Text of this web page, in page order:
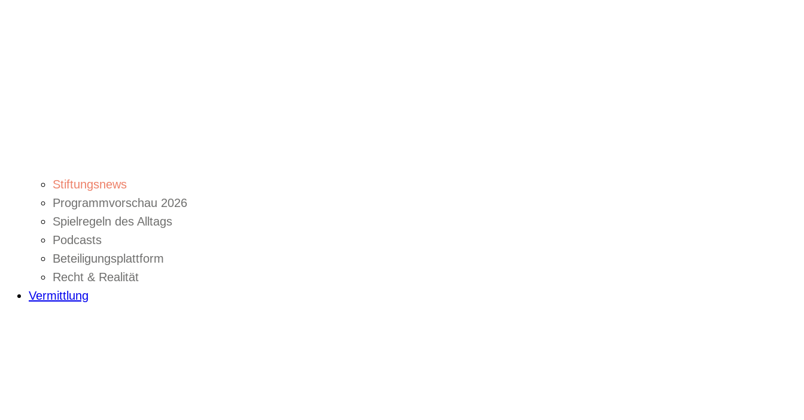
Stiftungsnews
Programmvorschau 2026
Spielregeln des Alltags
Podcasts
Beteiligungsplattform
Recht & Realität
Vermittlung